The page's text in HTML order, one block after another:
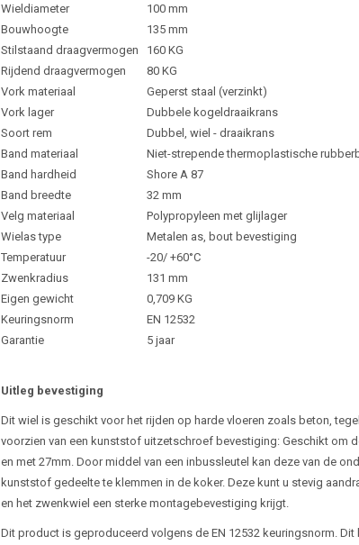
Wieldiameter
100 mm
Bouwhoogte
135 mm
Stilstaand draagvermogen
160 KG
Rijdend draagvermogen
80 KG
Vork materiaal
Geperst staal (verzinkt)
Vork lager
Dubbele kogeldraaikrans
Soort rem
Dubbel, wiel - draaikrans
Band materiaal
Niet-strepende thermoplastische
Band hardheid
Shore A 87
Band breedte
32 mm
Velg materiaal
Polypropyleen met glijlager
Wielas type
Metalen as, bout bevestiging
Temperatuur
-20/ +60°C
Zwenkradius
131 mm
Eigen gewicht
0,709 KG
Keuringsnorm
EN 12532
Garantie
5 jaar
Uitleg bevestiging
Dit wiel is geschikt voor het rijden op harde vloeren zoals beton,
voorzien van een kunststof uitzetschroef bevestiging: Geschikt om
en met 27mm. Door middel van een inbussleutel kan deze van de
kunststof gedeelte te klemmen in de koker. Deze kunt u stevig
en het zwenkwiel een sterke montagebevestiging krijgt.
Dit product is geproduceerd volgens de EN 12532 keuringsnorm.